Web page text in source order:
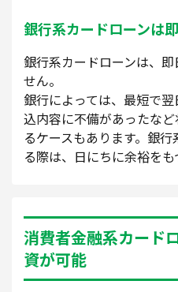
銀行系カードローンは
銀行系カードローンは、
せん。
銀行によっては、最短で
込内容に不備があったな
るケースもあります。銀
る際は、日にちに余裕をも
消費者金融系カード
資が可能